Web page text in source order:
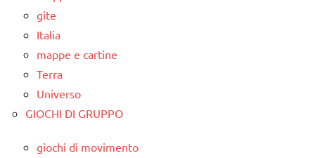
gite
Italia
mappe e cartine
Terra
Universo
GIOCHI DI GRUPPO
giochi di movimento